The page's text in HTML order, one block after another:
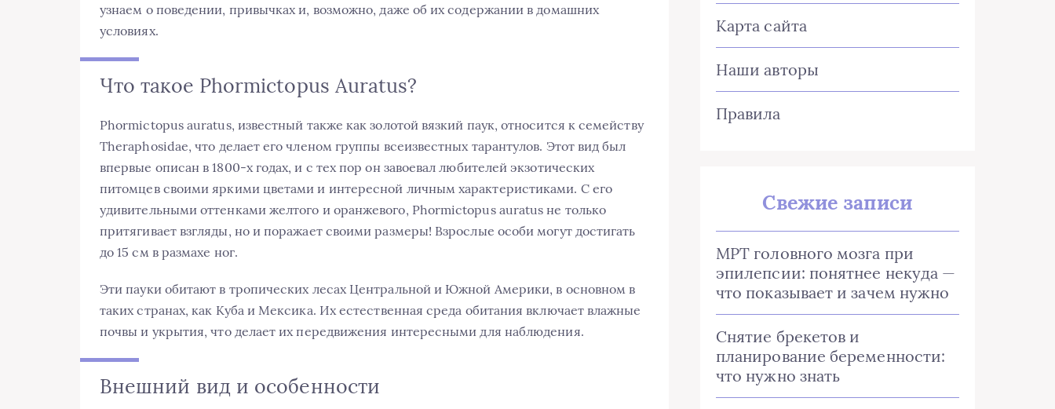
узнаем о поведении, привычках и, возможно, даже об их содержании в домашних
условиях.
Что такое Phormictopus Auratus?
Phormictopus auratus, известный также как золотой вязкий паук, относится к семейству
Theraphosidae, что делает его членом группы всеизвестных тарантулов. Этот вид был
впервые описан в 1800-х годах, и с тех пор он завоевал любителей экзотических
питомцев своими яркими цветами и интересной личным характеристиками. С его
удивительными оттенками желтого и оранжевого, Phormictopus auratus не только
притягивает взгляды, но и поражает своими размеры! Взрослые особи могут достигать
до 15 см в размахе ног.
Эти пауки обитают в тропических лесах Центральной и Южной Америки, в основном в
таких странах, как Куба и Мексика. Их естественная среда обитания включает влажные
почвы и укрытия, что делает их передвижения интересными для наблюдения.
Внешний вид и особенности
Карта сайта
Наши авторы
Правила
Свежие записи
МРТ головного мозга при
эпилепсии: понятнее некуда —
что показывает и зачем нужно
Снятие брекетов и
планирование беременности:
что нужно знать